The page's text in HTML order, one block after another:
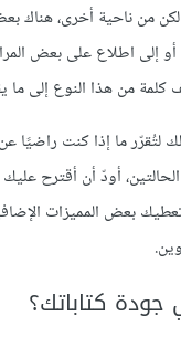
لكن من ناحية أخرى، هناك
إلى اطلاع على بعض
كلمة من هذا النوع إلى ما
لك لتُقرّر ما إذا كنت
أودّ أن أقترح
تعطيك بعض المميزات
كتاباتك؟